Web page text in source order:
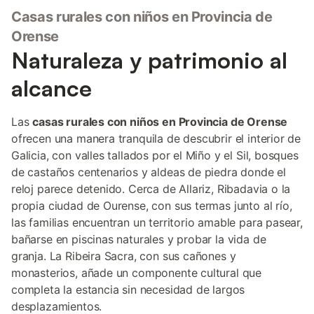
Casas rurales con niños en Provincia de
Orense
Naturaleza y patrimonio al
alcance
Lascasas rurales con niños en Provincia de Orense
ofrecen una manera tranquila de descubrir el interior de
Galicia, con valles tallados por el Miño y el Sil, bosques
de castaños centenarios y aldeas de piedra donde el
reloj parece detenido. Cerca de Allariz, Ribadavia o la
propia ciudad de Ourense, con sus termas junto al río,
las familias encuentran un territorio amable para pasear,
bañarse en piscinas naturales y probar la vida de
granja. La Ribeira Sacra, con sus cañones y
monasterios, añade un componente cultural que
completa la estancia sin necesidad de largos
desplazamientos.